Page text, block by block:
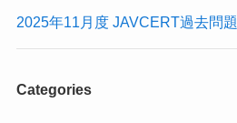
2025年11月度 JAVCERT過去問題
Categories